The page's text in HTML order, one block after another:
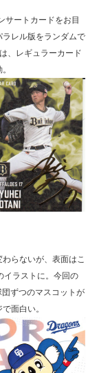
サートカードをお目
レル版をランダムで
、レギュラーカード
らないが、表面はこ
イラストに。今回の
ずつのマスコットが
面白い。